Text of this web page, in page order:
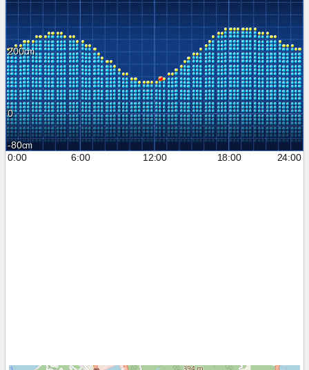
200
0
-80
0:00
6:00 12:00 18:00 24:00